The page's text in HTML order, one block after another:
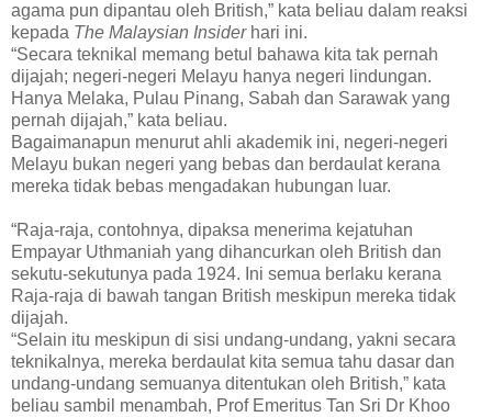
agama pun dipantau oleh British,” kata beliau dalam reaksi
kepada The Malaysian Insiderhari ini.
“Secara teknikal memang betul bahawa kita tak pernah
dijajah; negeri-negeri Melayu hanya negeri lindungan.
Hanya Melaka, Pulau Pinang, Sabah dan Sarawak yang
pernah dijajah,” kata beliau.
Bagaimanapun menurut ahli akademik ini, negeri-negeri
Melayu bukan negeri yang bebas dan berdaulat kerana
mereka tidak bebas mengadakan hubungan luar.
“Raja-raja, contohnya, dipaksa menerima kejatuhan
Empayar Uthmaniah yang dihancurkan oleh British dan
sekutu-sekutunya pada 1924. Ini semua berlaku kerana
Raja-raja di bawah tangan British meskipun mereka tidak
dijajah.
“Selain itu meskipun di sisi undang-undang, yakni secara
teknikalnya, mereka berdaulat kita semua tahu dasar dan
undang-undang semuanya ditentukan oleh British,” kata
beliau sambil menambah, Prof Emeritus Tan Sri Dr Khoo